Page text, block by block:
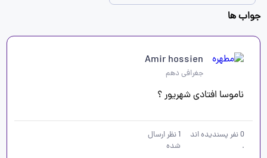
جواب ها
Amir hossien
جغرافی دهم
ناموسا افتادی شهریور ؟
0نفر پسندیده اند
.
1نظر ارسال
شده